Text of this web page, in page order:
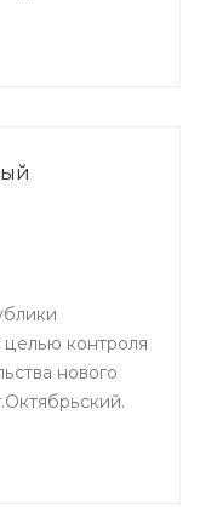
и
контроля
нового